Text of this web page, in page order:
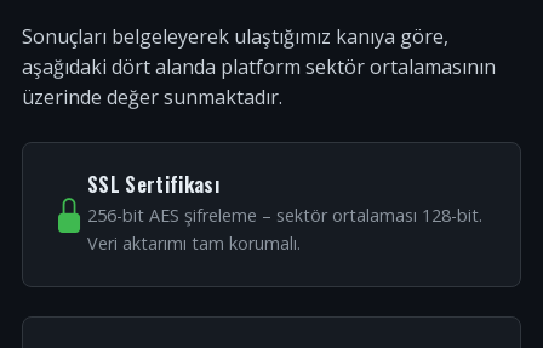
Sonuçları belgeleyerek ulaştığımız kanıya göre,
aşağıdaki dört alanda platform sektör ortalamasının
üzerinde değer sunmaktadır.
SSL Sertifikası
256-bit AES şifreleme – sektör ortalaması 128-bit.
Veri aktarımı tam korumalı.